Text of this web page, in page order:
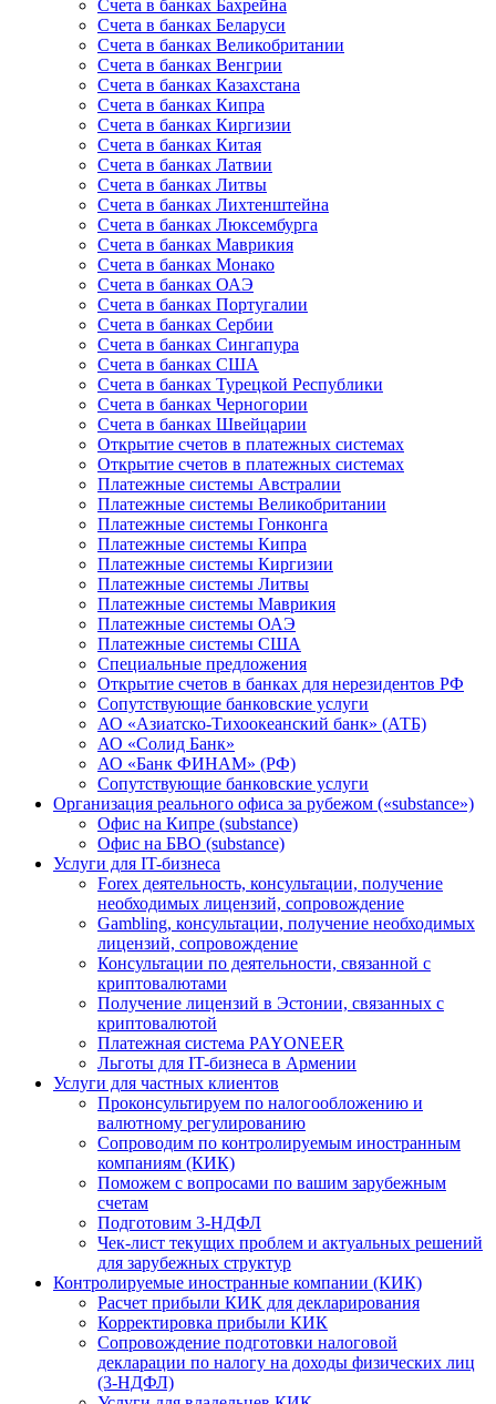
Счета в банках Бахрейна
Счета в банках Беларуси
Счета в банках Великобритании
Счета в банках Венгрии
Счета в банках Казахстана
Счета в банках Кипра
Счета в банках Киргизии
Счета в банках Китая
Счета в банках Латвии
Счета в банках Литвы
Счета в банках Лихтенштейна
Счета в банках Люксембурга
Счета в банках Маврикия
Счета в банках Монако
Счета в банках ОАЭ
Счета в банках Португалии
Счета в банках Сербии
Счета в банках Сингапура
Счета в банках США
Счета в банках Турецкой Республики
Счета в банках Черногории
Счета в банках Швейцарии
Открытие счетов в платежных системах
Открытие счетов в платежных системах
Платежные системы Австралии
Платежные системы Великобритании
Платежные системы Гонконга
Платежные системы Кипра
Платежные системы Киргизии
Платежные системы Литвы
Платежные системы Маврикия
Платежные системы ОАЭ
Платежные системы США
Специальные предложения
Открытие счетов в банках для нерезидентов РФ
Сопутствующие банковские услуги
АО «Азиатско-Тихоокеанский банк» (АТБ)
АО «Солид Банк»
АО «Банк ФИНАМ» (РФ)
Сопутствующие банковские услуги
Организация реального офиса за рубежом («substance»)
Офис на Кипре (substance)
Офис на БВО (substance)
Услуги для IT-бизнеса
Forex деятельность, консультации, получение
необходимых лицензий, сопровождение
Gambling, консультации, получение необходимых
лицензий, сопровождение
Консультации по деятельности, связанной с
криптовалютами
Получение лицензий в Эстонии, связанных с
криптовалютой
Платежная система PAYONEER
Льготы для IT-бизнеса в Армении
Услуги для частных клиентов
Проконсультируем по налогообложению и
валютному регулированию
Сопроводим по контролируемым иностранным
компаниям (КИК)
Поможем с вопросами по вашим зарубежным
счетам
Подготовим 3-НДФЛ
Чек-лист текущих проблем и актуальных решений
для зарубежных структур
Контролируемые иностранные компании (КИК)
Расчет прибыли КИК для декларирования
Корректировка прибыли КИК
Сопровождение подготовки налоговой
декларации по налогу на доходы физических лиц
(3-НДФЛ)